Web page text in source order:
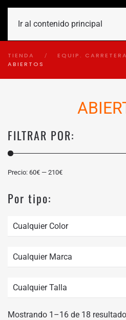
Ir al contenido principal
TIENDA EQUIP. CARRETERA
ABIERTOS
FILTRAR POR:
Precio
Precio
Precio: 60€ — 210€
Por tipo:
Mostrando 1–16 de 18